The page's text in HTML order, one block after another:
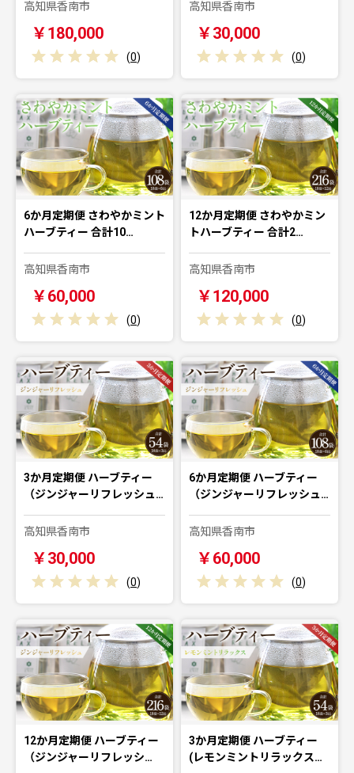
高知県香南市
￥180,000
(0)
高知県香南市
￥30,000
(0)
6か月定期便 さわやかミント
ハーブティー 合計10…
高知県香南市
￥60,000
(0)
12か月定期便 さわやかミン
トハーブティー 合計2…
高知県香南市
￥120,000
(0)
3か月定期便 ハーブティー
（ジンジャーリフレッシュ…
高知県香南市
￥30,000
(0)
6か月定期便 ハーブティー
（ジンジャーリフレッシュ…
高知県香南市
￥60,000
(0)
12か月定期便 ハーブティー
（ジンジャーリフレッシ…
3か月定期便 ハーブティー
(レモンミントリラックス…